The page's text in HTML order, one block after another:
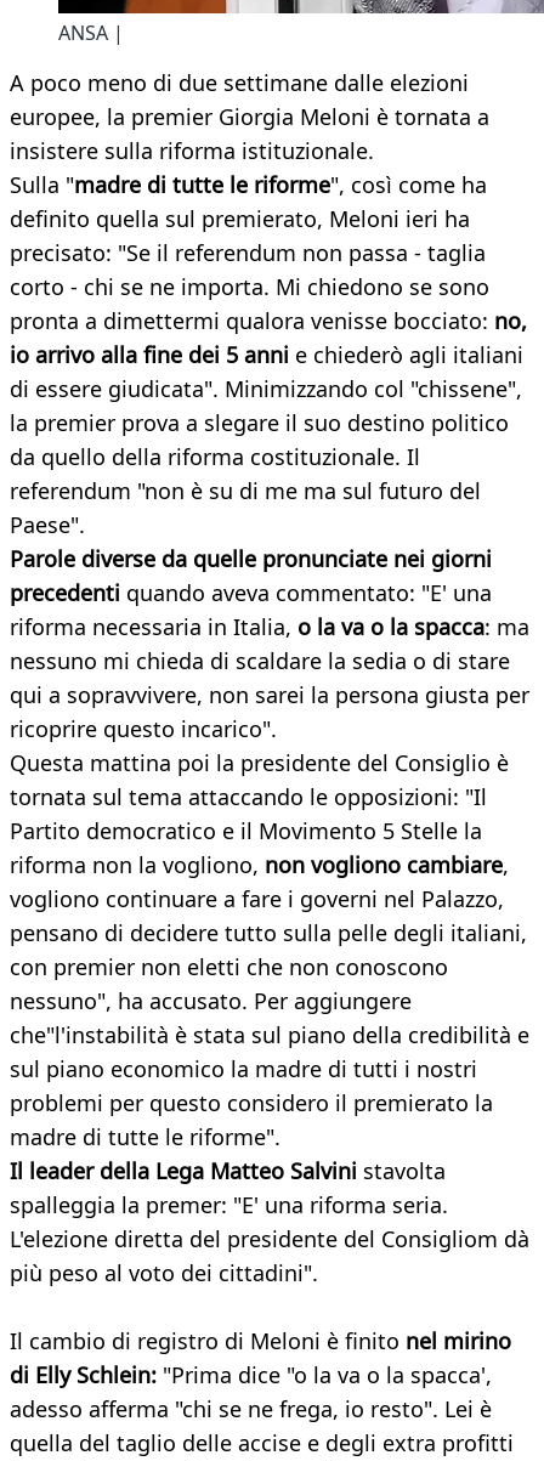
ANSA |
A poco meno di due settimane dalle elezioni
europee, la premier Giorgia Meloni è tornata a
insistere sulla riforma istituzionale.
Sulla "madre di tutte le riforme", così come ha
definito quella sul premierato, Meloni ieri ha
precisato: "Se il referendum non passa - taglia
corto - chi se ne importa. Mi chiedono se sono
pronta a dimettermi qualora venisse bocciato: no,
io arrivo alla fine dei 5 anni e chiederò agli italiani
di essere giudicata". Minimizzando col "chissene",
la premier prova a slegare il suo destino politico
da quello della riforma costituzionale. Il
referendum "non è su di me ma sul futuro del
Paese".
Parole diverse da quelle pronunciate nei giorni
precedenti quando aveva commentato: "E' una
riforma necessaria in Italia, o la va o la spacca: ma
nessuno mi chieda di scaldare la sedia o di stare
qui a sopravvivere, non sarei la persona giusta per
ricoprire questo incarico".
Questa mattina poi la presidente del Consiglio è
tornata sul tema attaccando le opposizioni: "Il
Partito democratico e il Movimento 5 Stelle la
riforma non la vogliono, non vogliono cambiare,
vogliono continuare a fare i governi nel Palazzo,
pensano di decidere tutto sulla pelle degli italiani,
con premier non eletti che non conoscono
nessuno", ha accusato. Per aggiungere
che"l'instabilità è stata sul piano della credibilità e
sul piano economico la madre di tutti i nostri
problemi per questo considero il premierato la
madre di tutte le riforme".
Il leader della Lega Matteo Salvini stavolta
spalleggia la premer: "E' una riforma seria.
L'elezione diretta del presidente del Consigliom dà
più peso al voto dei cittadini".
Il cambio di registro di Meloni è finito nel mirino
di Elly Schlein: "Prima dice "o la va o la spacca',
adesso afferma "chi se ne frega, io resto". Lei è
quella del taglio delle accise e degli extra profitti